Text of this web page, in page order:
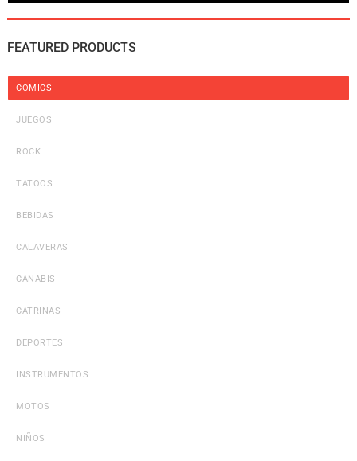
FEATURED PRODUCTS
COMICS
JUEGOS
ROCK
TATOOS
BEBIDAS
CALAVERAS
CANABIS
CATRINAS
DEPORTES
INSTRUMENTOS
MOTOS
NIÑOS